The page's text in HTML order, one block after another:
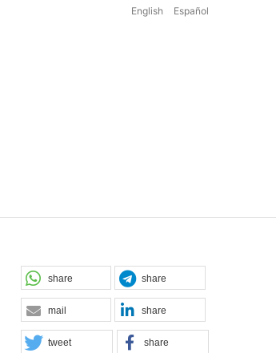
English Español
share share
mail share
tweet share